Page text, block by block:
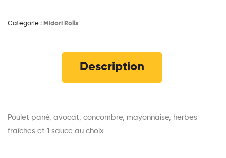
Catégorie : Midori Rolls
Description
Poulet pané, avocat, concombre, mayonnaise, herbes
fraîches et 1 sauce au choix